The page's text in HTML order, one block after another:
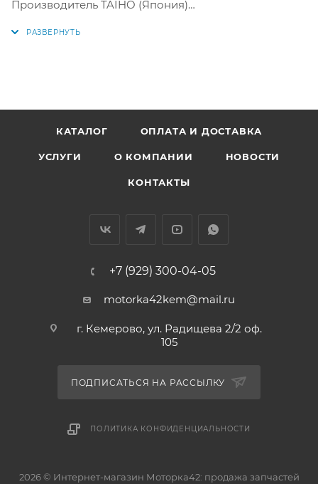
Производитель TAIHO (Япония)
23031-04, 13041-23030-05, 13041-23031-05, 13041-23031
КАТАЛОГ ОПЛАТА И ДОСТАВКА
УСЛУГИ О КОМПАНИИ НОВОСТИ
КОНТАКТЫ
+7 (929) 300-04-05
motorka42kem@mail.ru
г. Кемерово, ул. Радищева 2/2 оф.
105
ПОДПИСАТЬСЯ НА РАССЫЛКУ
ПОЛИТИКА КОНФИДЕНЦИАЛЬНОСТИ
2026 © Интернет-магазин Моторка42: продажа запчастей